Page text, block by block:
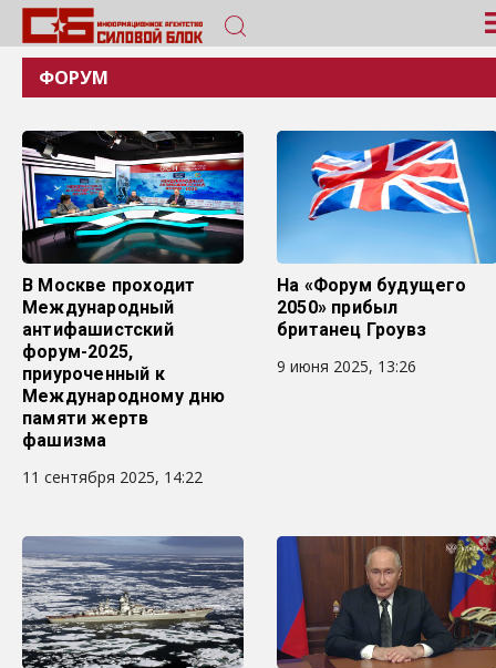
ФОРУМ
В Москве проходит
Международный
антифашистский
форум-2025,
приуроченный к
Международному дню
памяти жертв
фашизма
11 сентября 2025, 14:22
На «Форум будущего
2050» прибыл
британец Гроувз
9 июня 2025, 13:26